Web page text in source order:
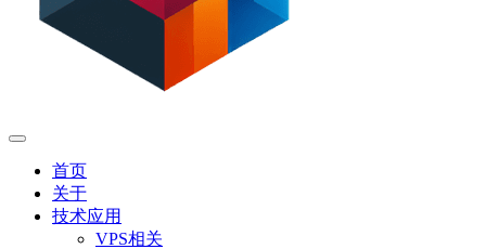
首页
关于
技术应用
VPS相关